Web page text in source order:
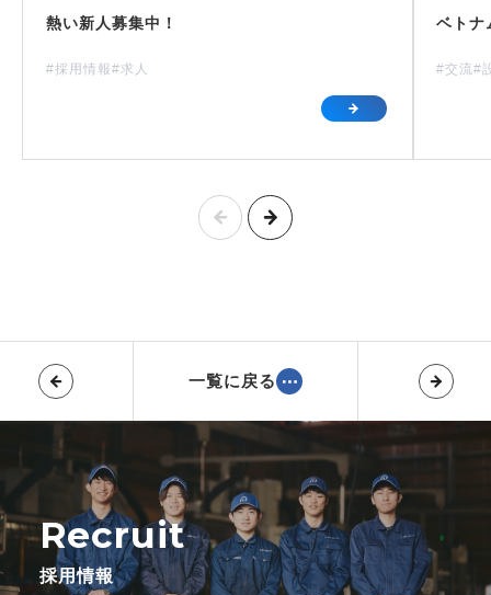
熱い新人募集中！
#採用情報#求人
ベトナ
#交流#
一覧に戻る
Recruit
採用情報